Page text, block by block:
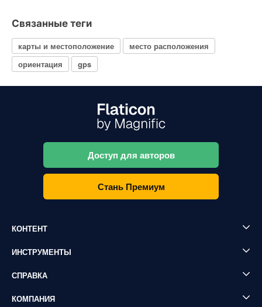
Связанные теги
карты и местоположение
место расположения
ориентация
gps
Доступ для авторов
Стань Премиум
КОНТЕНТ
ИНСТРУМЕНТЫ
СПРАВКА
КОМПАНИЯ